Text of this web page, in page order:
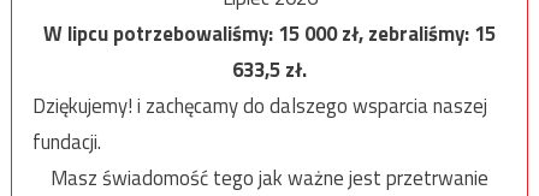
W lipcu potrzebowaliśmy:15 000zł, zebraliśmy:15
633,5zł.
Dziękujemy! i zachęcamy do dalszego wsparcia naszej
fundacji.
Masz świadomość tego jak ważne jest przetrwanie